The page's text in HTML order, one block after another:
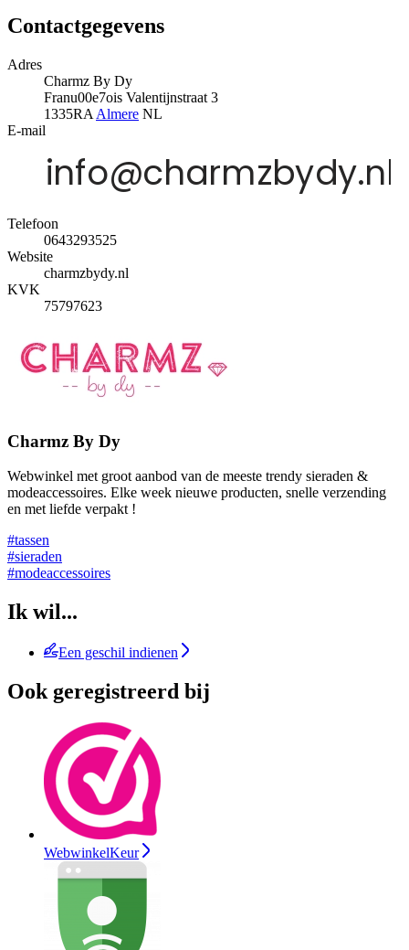
Contactgegevens
Adres
Charmz By Dy
Franu00e7ois Valentijnstraat 3
1335RA Almere NL
E-mail
Telefoon
0643293525
Website
charmzbydy.nl
KVK
75797623
Charmz By Dy
Webwinkel met groot aanbod van de meeste trendy sieraden &
modeaccessoires. Elke week nieuwe producten, snelle verzending
en met liefde verpakt !
#tassen
#sieraden
#modeaccessoires
Ik wil...
Een geschil indienen
Ook geregistreerd bij
WebwinkelKeur